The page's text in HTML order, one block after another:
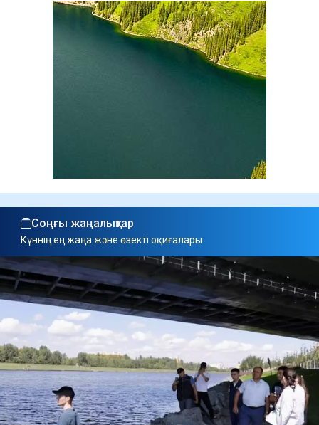
Соңғы жаңалықтар
Күннің ең жаңа және өзекті оқиғалары